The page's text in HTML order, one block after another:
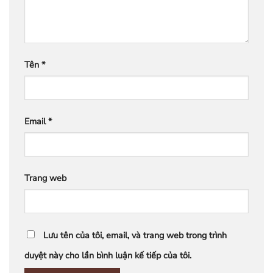
Tên *
Email*
Trang web
Lưu tên của tôi, email, và trang web trong trình
duyệt này cho lần bình luận kế tiếp của tôi.